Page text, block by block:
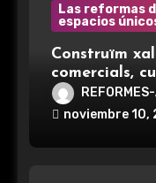
Las reformas
espacios
Construïm
comercials,
complets,
Atenció 100
noviembre 10,